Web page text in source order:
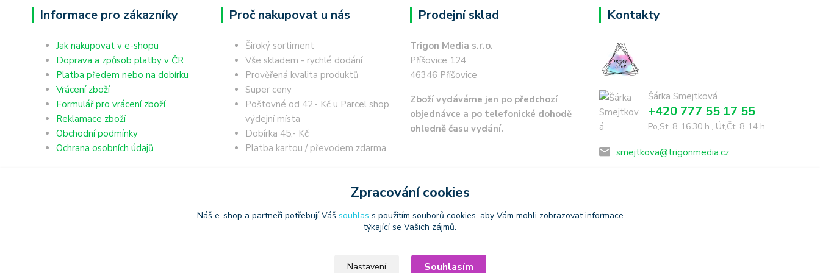
Informace pro zákazníky
Jak nakupovat v e-shopu
Doprava a způsob platby v ČR
Platba předem nebo na dobírku
Vrácení zboží
Formulář pro vrácení zboží
Reklamace zboží
Obchodní podmínky
Ochrana osobních údajů
Proč nakupovat u nás
Široký sortiment
Vše skladem - rychlé dodání
Prověřená kvalita produktů
Super ceny
Poštovné od 42,- Kč u Parcel shop
výdejní místa
Dobírka 45,- Kč
Platba kartou / převodem zdarma
Prodejní sklad
Trigon Media s.r.o.
Příšovice 124
46346 Příšovice
Zboží vydáváme jen po předchozí
objednávce a po telefonické dohodě
ohledně času vydání.
Kontakty
Šárka Smejtková
+420 777 55 17 55
Po,St: 8-16.30 h., Út,Čt: 8-14 h.
smejtkova@trigonmedia.cz
Copyright © 2006-2025 TrigonShop.cz - bez souhlasu nelze používat produktové obrázky
Zpracování cookies
Náš e-shop a partneři potřebují Váš souhlas s použitím souborů cookies, aby Vám mohli zobrazovat informace
týkající se Vašich zájmů.
Nastavení Souhlasím